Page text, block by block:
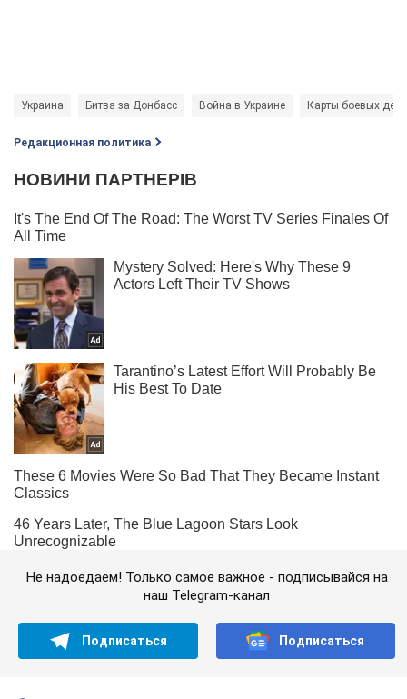
Украина Битва за Донбасс Война в Украине Карты боевых
Редакционная политика
Не надоедаем! Только самое важное - подписывайся на
наш Telegram-канал
Подписаться Подписаться